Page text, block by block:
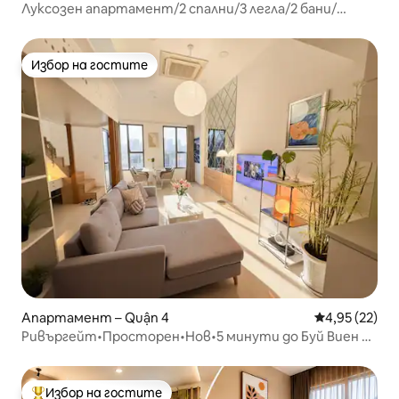
Луксозен апартамент/2 спални/3 легла/2 бани/
Избор на гостите
Избор на гостите
Апартамент – Quận 4 Средна
4,95 (22)
Ривъргейт•Просторен•Нов•5 минути до Буй Виен и
Избор на гостите